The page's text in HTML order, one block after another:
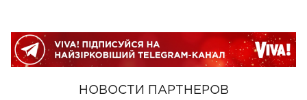
НОВОСТИ ПАРТНЕРОВ